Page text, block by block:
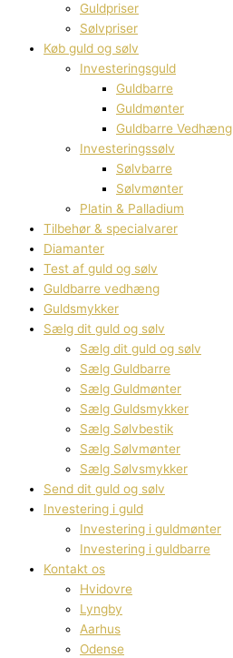
Guldpriser
Sølvpriser
Køb guld og sølv
Investeringsguld
Guldbarre
Guldmønter
Guldbarre Vedhæng
Investeringssølv
Sølvbarre
Sølvmønter
Platin & Palladium
Tilbehør & specialvarer
Diamanter
Test af guld og sølv
Guldbarre vedhæng
Guldsmykker
Sælg dit guld og sølv
Sælg dit guld og sølv
Sælg Guldbarre
Sælg Guldmønter
Sælg Guldsmykker
Sælg Sølvbestik
Sælg Sølvmønter
Sælg Sølvsmykker
Send dit guld og sølv
Investering i guld
Investering i guldmønter
Investering i guldbarre
Kontakt os
Hvidovre
Lyngby
Aarhus
Odense